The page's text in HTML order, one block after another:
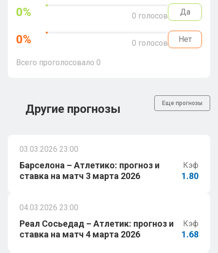
0% 0 голосов Да
0% 0 голосов Нет
Всего проголосовало 0
Другие прогнозы Еще прогнозы
03.03.2026 23:00
Барселона – Атлетико: прогноз и
ставка на матч 3 марта 2026
Кэф
1.80
04.03.2026 23:00
Реал Сосьедад – Атлетик: прогноз и
ставка на матч 4 марта 2026
Кэф
1.68